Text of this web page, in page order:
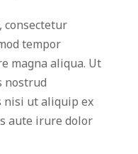
consectetur
tempor
magna aliqua. Ut
nostrud
nisi ut aliquip ex
aute irure dolor